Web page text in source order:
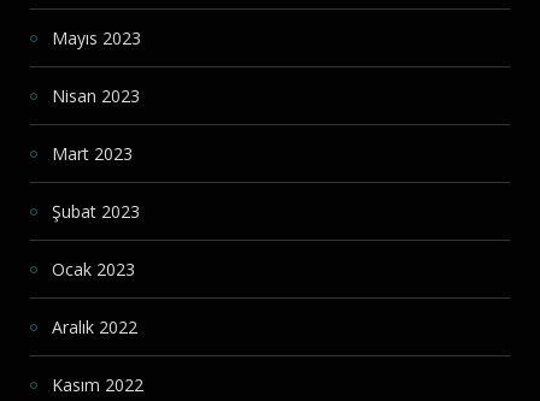
Mayıs 2023
Nisan 2023
Mart 2023
Şubat 2023
Ocak 2023
Aralık 2022
Kasım 2022